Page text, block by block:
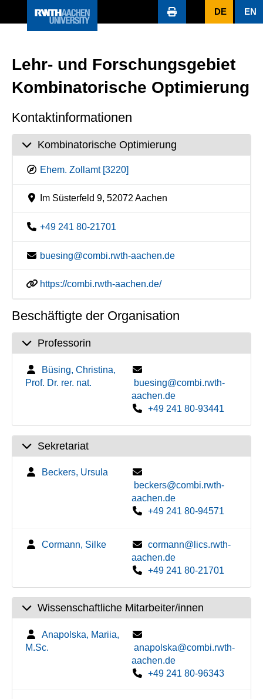
DE EN
Lehr- und Forschungsgebiet
Kombinatorische Optimierung
Kontaktinformationen
Kombinatorische Optimierung
Ehem. Zollamt [3220]
Im Süsterfeld 9, 52072 Aachen
+49 241 80-21701
buesing@combi.rwth-aachen.de
https://combi.rwth-aachen.de/
Beschäftigte der Organisation
Professorin
Büsing, Christina,
Prof. Dr. rer. nat.
buesing@combi.rwth-
aachen.de
+49 241 80-93441
Sekretariat
Beckers, Ursula
beckers@combi.rwth-
aachen.de
+49 241 80-94571
Cormann, Silke
cormann@lics.rwth-
aachen.de
+49 241 80-21701
Wissenschaftliche Mitarbeiter/innen
Anapolska, Mariia,
M.Sc.
anapolska@combi.rwth-
aachen.de
+49 241 80-96343